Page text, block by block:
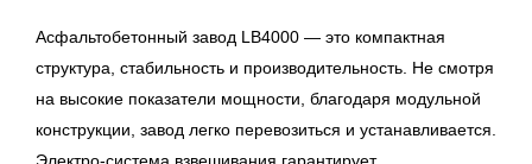
Асфальтобетонный завод LB4000 — это компактная
структура, стабильность и производительность. Не смотря
на высокие показатели мощности, благодаря модульной
конструкции, завод легко перевозиться и устанавливается.